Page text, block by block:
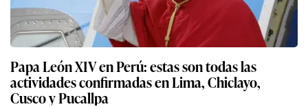
Papa León XIV en Perú: estas son todas las
actividades confirmadas en Lima, Chiclayo,
Cusco y Pucallpa